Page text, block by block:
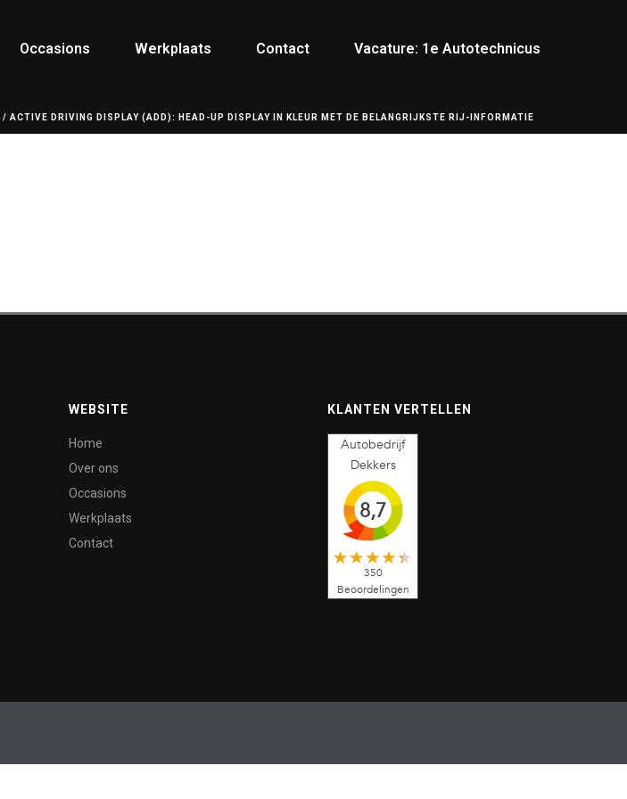
Occasions Werkplaats Contact Vacature: 1e Autotechnicus
/ ACTIVE DRIVING DISPLAY (ADD): HEAD-UP DISPLAY IN KLEUR MET DE BELANGRIJKSTE RIJ-INFORMATIE
WEBSITE
Home
Over ons
Occasions
Werkplaats
Contact
KLANTEN VERTELLEN
Autobedrijf
Dekkers
8,7
350
Beoordelingen